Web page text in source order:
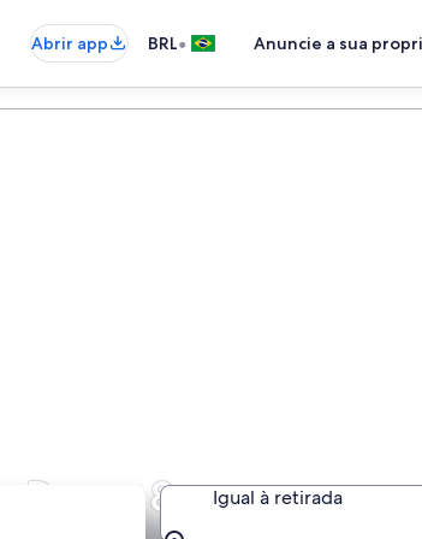
Abrir app BRL• Anuncie a sua
Praga 8 Igual à retirada